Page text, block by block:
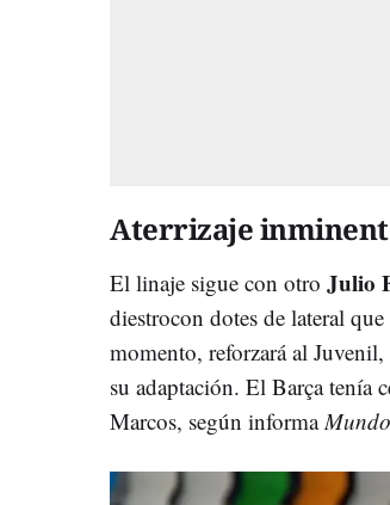
Aterrizaje
El linaje sigue con otro Julio
diestrocon dotes de lateral
momento, reforzará al
su adaptación. El Barça tenía
Marcos, según informa